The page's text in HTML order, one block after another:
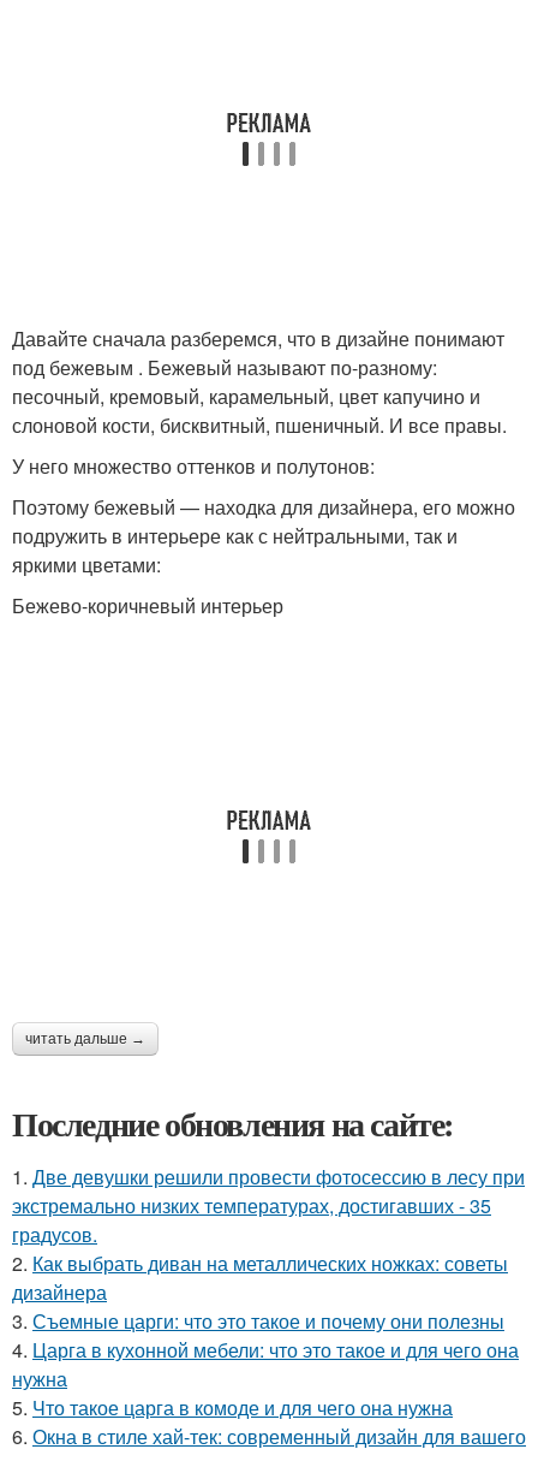
Давайте сначала разберемся, что в дизайне понимают
под бежевым . Бежевый называют по-разному:
песочный, кремовый, карамельный, цвет капучино и
слоновой кости, бисквитный, пшеничный. И все правы.
У него множество оттенков и полутонов:
Поэтому бежевый — находка для дизайнера, его можно
подружить в интерьере как с нейтральными, так и
яркими цветами:
Бежево-коричневый интерьер
читать дальше →
Последние обновления на сайте:
1. Две девушки решили провести фотосессию в лесу при
экстремально низких температурах, достигавших - 35
градусов.
2. Как выбрать диван на металлических ножках: советы
дизайнера
3. Съемные царги: что это такое и почему они полезны
4. Царга в кухонной мебели: что это такое и для чего она
нужна
5. Что такое царга в комоде и для чего она нужна
6. Окна в стиле хай-тек: современный дизайн для вашего